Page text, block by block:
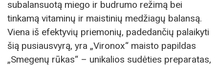
subalansuotą miego ir budrumo režimą bei
tinkamą vitaminų ir maistinių medžiagų balansą.
Viena iš efektyvių priemonių, padedančių palaikyti
šią pusiausvyrą, yra „Vironox“ maisto papildas
„Smegenų rūkas“ – unikalios sudėties preparatas,